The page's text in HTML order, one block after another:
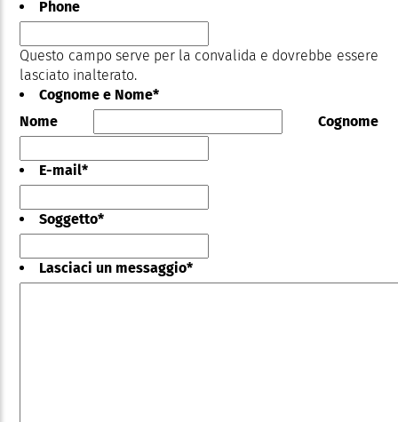
Phone
Questo campo serve per la convalida e dovrebbe essere
lasciato inalterato.
Cognome e Nome*
Nome
Cognome
E-mail*
Soggetto*
Lasciaci un messaggio*